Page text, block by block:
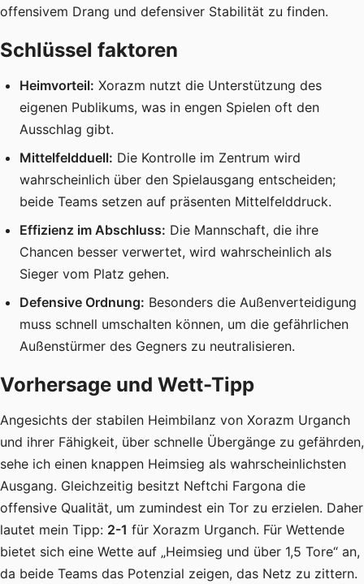
offensivem Drang und defensiver Stabilität zu finden.
Schlüssel faktoren
Heimvorteil: Xorazm nutzt die Unterstützung des
eigenen Publikums, was in engen Spielen oft den
Ausschlag gibt.
Mittelfeldduell: Die Kontrolle im Zentrum wird
wahrscheinlich über den Spielausgang entscheiden;
beide Teams setzen auf präsenten Mittelfelddruck.
Effizienz im Abschluss: Die Mannschaft, die ihre
Chancen besser verwertet, wird wahrscheinlich als
Sieger vom Platz gehen.
Defensive Ordnung: Besonders die Außenverteidigung
muss schnell umschalten können, um die gefährlichen
Außenstürmer des Gegners zu neutralisieren.
Vorhersage und Wett-Tipp
Angesichts der stabilen Heimbilanz von Xorazm Urganch
und ihrer Fähigkeit, über schnelle Übergänge zu gefährden,
sehe ich einen knappen Heimsieg als wahrscheinlichsten
Ausgang. Gleichzeitig besitzt Neftchi Fargona die
offensive Qualität, um zumindest ein Tor zu erzielen. Daher
lautet mein Tipp: 2-1 für Xorazm Urganch. Für Wettende
bietet sich eine Wette auf „Heimsieg und über 1,5 Tore“ an,
da beide Teams das Potenzial zeigen, das Netz zu zittern.